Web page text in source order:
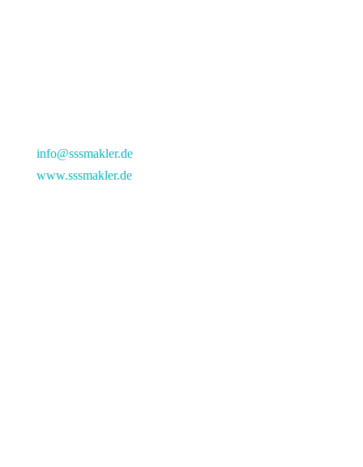
info@sssmakler.de
www.sssmakler.de